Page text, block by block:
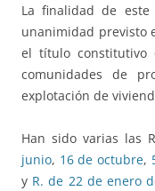
La finalidad de
unanimidad previsto
el título
comunidades de
explotación de
Han sido varias las
junio, 16 de octubre,
y R. de 22 de enero